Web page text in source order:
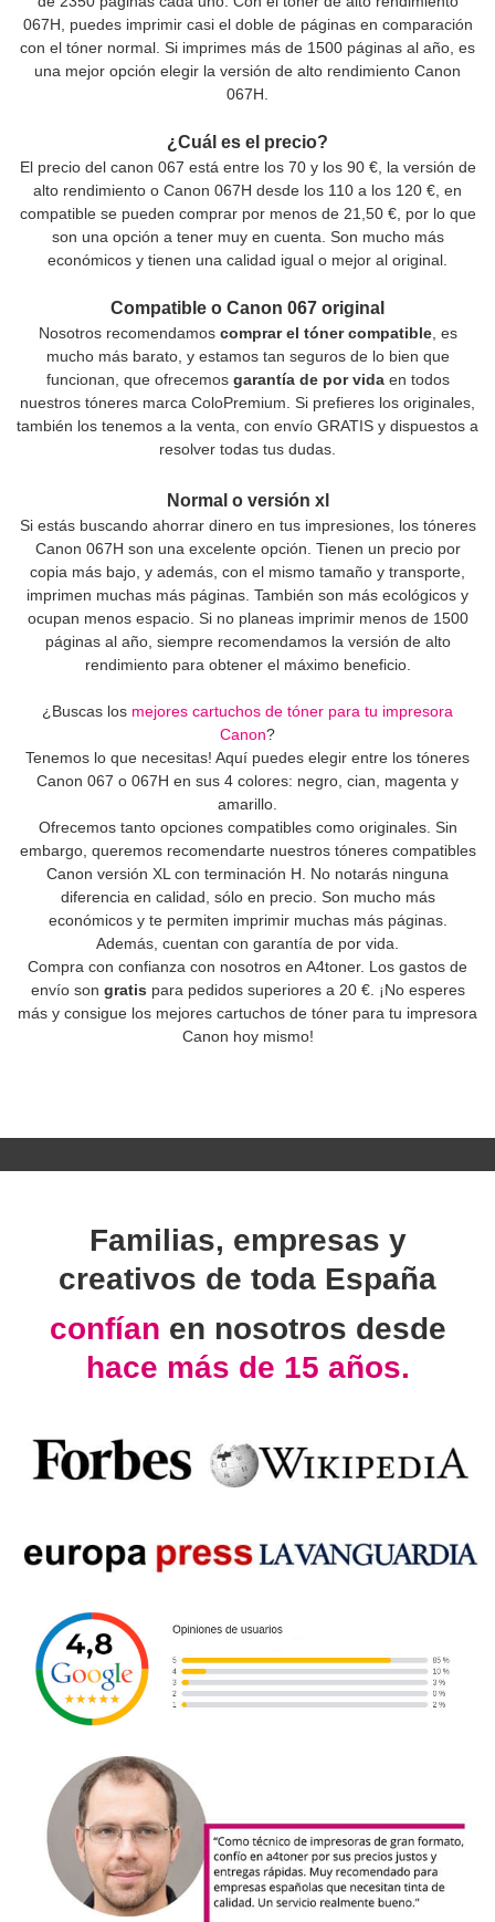
067H, puedes imprimir casi el doble de páginas en comparación
con el tóner normal. Si imprimes más de 1500 páginas al año, es
una mejor opción elegir la versión de alto rendimiento Canon
067H.
¿Cuál es el precio?
El precio del canon 067 está entre los 70 y los 90 €, la versión de
alto rendimiento o Canon 067H desde los 110 a los 120 €, en
compatible se pueden comprar por menos de 21,50 €, por lo que
son una opción a tener muy en cuenta. Son mucho más
económicos y tienen una calidad igual o mejor al original.
Compatible o Canon 067 original
Nosotros recomendamos comprar el tóner compatible, es
mucho más barato, y estamos tan seguros de lo bien que
funcionan, que ofrecemos garantía de por vidaen todos
nuestros tóneres marca ColoPremium. Si prefieres los originales,
también los tenemos a la venta, con envío GRATIS y dispuestos a
resolver todas tus dudas.
Normal o versión xl
Si estás buscando ahorrar dinero en tus impresiones, los tóneres
Canon 067H son una excelente opción. Tienen un precio por
copia más bajo, y además, con el mismo tamaño y transporte,
imprimen muchas más páginas. También son más ecológicos y
ocupan menos espacio. Si no planeas imprimir menos de 1500
páginas al año, siempre recomendamos la versión de alto
rendimiento para obtener el máximo beneficio.
¿Buscas los mejores cartuchos de tóner para tu impresora
Canon?
Tenemos lo que necesitas! Aquí puedes elegir entre los tóneres
Canon 067 o 067H en sus 4 colores: negro, cian, magenta y
amarillo.
Ofrecemos tanto opciones compatibles como originales. Sin
embargo, queremos recomendarte nuestros tóneres compatibles
Canon versión XL con terminación H. No notarás ninguna
diferencia en calidad, sólo en precio. Son mucho más
económicos y te permiten imprimir muchas más páginas.
Además, cuentan con garantía de por vida.
Compra con confianza con nosotros en A4toner. Los gastos de
envío son gratis para pedidos superiores a 20 €. ¡No esperes
más y consigue los mejores cartuchos de tóner para tu impresora
Canon hoy mismo!
Familias, empresas y
creativos de toda España
confían en nosotros desde
hace más de 15 años.